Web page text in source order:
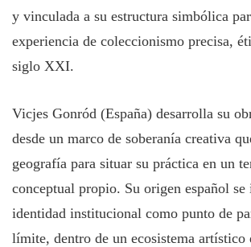
y vinculada a su estructura simbólica
experiencia de coleccionismo precisa,
siglo XXI.
Vicjes Gonród (España) desarrolla su
desde un marco de soberanía creativa
geografía para situar su práctica en un
conceptual propio. Su origen español se
identidad institucional como punto de
límite, dentro de un ecosistema artístico